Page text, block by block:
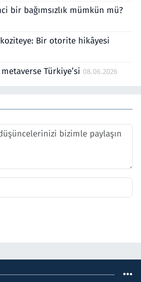
bir bağımsızlık mümkün mü?
Bir otorite hikâyesi
metaverse Türkiye’si 08.06.2026